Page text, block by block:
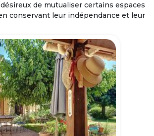
de mutualiser certains espaces
conservant leur indépendance et leur